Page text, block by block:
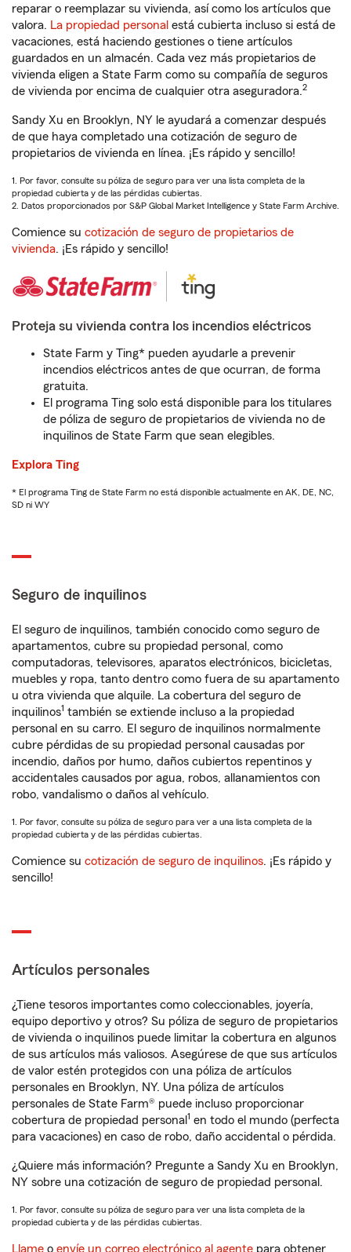
reparar o reemplazar su vivienda, así como los artículos que
valora. La propiedad personal está cubierta incluso si está de
vacaciones, está haciendo gestiones o tiene artículos
guardados en un almacén. Cada vez más propietarios de
vivienda eligen a State Farm como su compañía de seguros
de vivienda por encima de cualquier otra aseguradora.2
Sandy Xu en Brooklyn, NY le ayudará a comenzar después
de que haya completado una cotización de seguro de
propietarios de vivienda en línea. ¡Es rápido y sencillo!
1. Por favor, consulte su póliza de seguro para ver una lista completa de la
propiedad cubierta y de las pérdidas cubiertas.
2. Datos proporcionados por S&P Global Market Intelligence y State Farm Archive.
Comience su cotización de seguro de propietarios de
vivienda. ¡Es rápido y sencillo!
Proteja su vivienda contra los incendios eléctricos
State Farm y Ting* pueden ayudarle a prevenir
incendios eléctricos antes de que ocurran, de forma
gratuita.
El programa Ting solo está disponible para los titulares
de póliza de seguro de propietarios de vivienda no de
inquilinos de State Farm que sean elegibles.
Explora Ting
* El programa Ting de State Farm no está disponible actualmente en AK, DE, NC,
SD ni WY
Seguro de inquilinos
El seguro de inquilinos, también conocido como seguro de
apartamentos, cubre su propiedad personal, como
computadoras, televisores, aparatos electrónicos, bicicletas,
muebles y ropa, tanto dentro como fuera de su apartamento
u otra vivienda que alquile. La cobertura del seguro de
inquilinos1 también se extiende incluso a la propiedad
personal en su carro. El seguro de inquilinos normalmente
cubre pérdidas de su propiedad personal causadas por
incendio, daños por humo, daños cubiertos repentinos y
accidentales causados por agua, robos, allanamientos con
robo, vandalismo o daños al vehículo.
1. Por favor, consulte su póliza de seguro para ver a una lista completa de la
propiedad cubierta y de las pérdidas cubiertas.
Comience su cotización de seguro de inquilinos. ¡Es rápido y
sencillo!
Artículos personales
¿Tiene tesoros importantes como coleccionables, joyería,
equipo deportivo y otros? Su póliza de seguro de propietarios
de vivienda o inquilinos puede limitar la cobertura en algunos
de sus artículos más valiosos. Asegúrese de que sus artículos
de valor estén protegidos con una póliza de artículos
personales en Brooklyn, NY. Una póliza de artículos
personales de State Farm® puede incluso proporcionar
cobertura de propiedad personal 1 en todo el mundo (perfecta
para vacaciones) en caso de robo, daño accidental o pérdida.
¿Quiere más información? Pregunte a Sandy Xu en Brooklyn,
NY sobre una cotización de seguro de propiedad personal.
1. Por favor, consulte su póliza de seguro para ver una lista completa de la
propiedad cubierta y de las pérdidas cubiertas.
Llame o envíe un correo electrónico al agente para obtener